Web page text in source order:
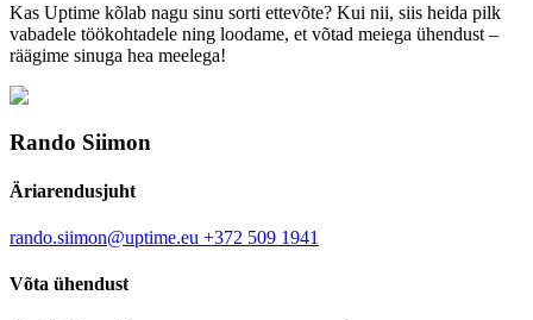
Kas Uptime kõlab nagu sinu sorti ettevõte? Kui nii, siis heida pilk
vabadele töökohtadele ning loodame, et võtad meiega ühendust –
räägime sinuga hea meelega!
Rando Siimon
Äriarendusjuht
rando.siimon@uptime.eu +372 509 1941
Võta ühendust